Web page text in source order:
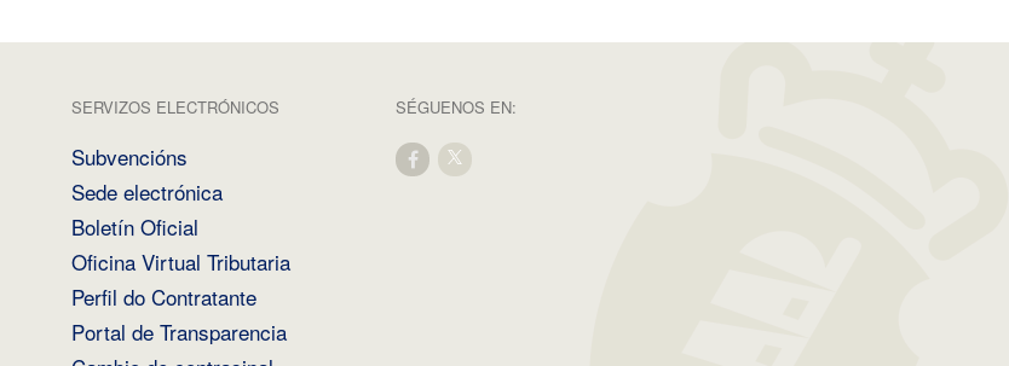
SERVIZOS ELECTRÓNICOS
Subvencións
Sede electrónica
Boletín Oficial
Oficina Virtual Tributaria
Perfil do Contratante
Portal de Transparencia
SÉGUENOS EN: